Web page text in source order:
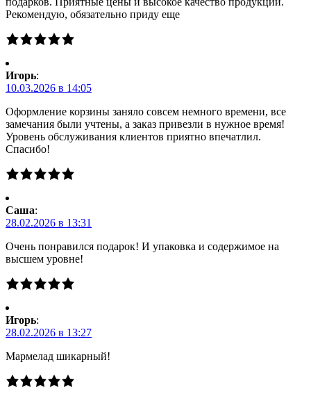
Рекомендую, обязательно приду еще
Игорь:
10.03.2026 в 14:05
Оформление корзины заняло совсем немного времени, все
замечания были учтены, а заказ привезли в нужное время!
Уровень обслуживания клиентов приятно впечатлил.
Спасибо!
Саша:
28.02.2026 в 13:31
Очень понравился подарок! И упаковка и содержимое на
высшем уровне!
Игорь:
28.02.2026 в 13:27
Мармелад шикарный!